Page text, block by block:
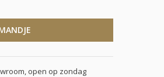
open op zondag